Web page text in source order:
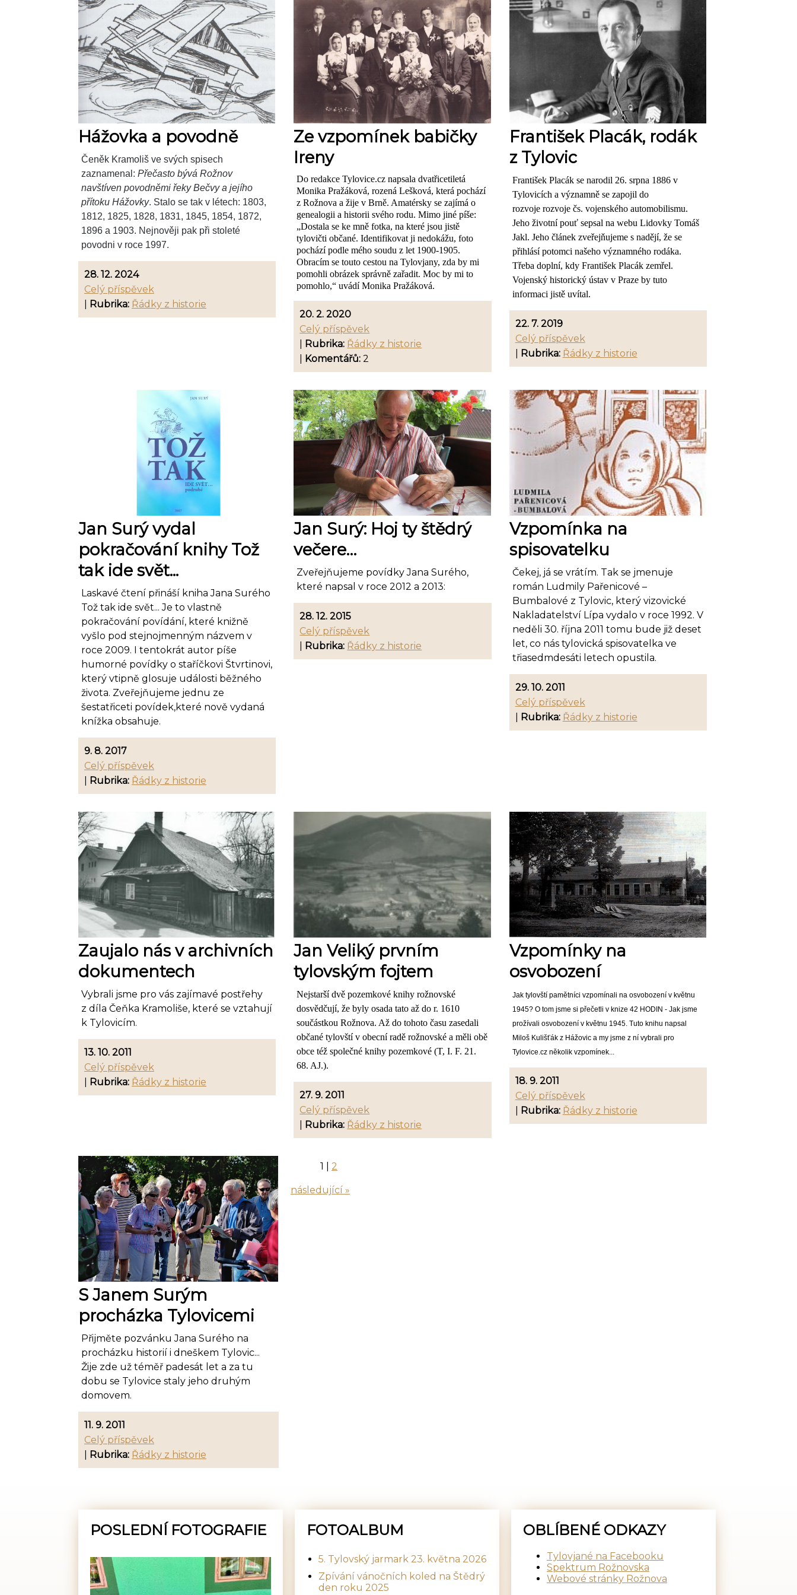
Hážovka a povodně
Čeněk Kramoliš ve svých spisech
zaznamenal: Přečasto bývá Rožnov
navštíven povodněmi řeky Bečvy a jejího
přítoku Hážovky. Stalo se tak v létech: 1803,
1812, 1825, 1828, 1831, 1845, 1854, 1872,
1896 a 1903. Nejnověji pak při stoleté
povodni v roce 1997.
28. 12. 2024
Celý příspěvek
Rubrika: Řádky z historie
Ze vzpomínek babičky
Ireny
Do redakce Tylovice.cz napsala dvatřicetiletá
Monika Pražáková, rozená Lešková, která pochází
z Rožnova a žije v Brně. Amatérsky se zajímá o
genealogii a historii svého rodu. Mimo jiné píše:
„Dostala se ke mně fotka, na které jsou jistě
tylovičti občané. Identifikovat ji nedokážu, foto
pochází podle mého soudu z let 1900-1905.
Obracím se touto cestou na Tylovjany, zda by mi
pomohli obrázek správně zařadit. Moc by mi to
pomohlo,“ uvádí Monika Pražáková.
20. 2. 2020
Celý příspěvek
Rubrika: Řádky z historie
Komentářů: 2
František Placák, rodák
z Tylovic
František Placák se narodil 26. srpna 1886 v
Tylovicích a významně se zapojil do
rozvoje rozvoje čs. vojenského automobilismu.
Jeho životní pouť sepsal na webu Lidovky Tomáš
Jakl. Jeho článek zveřejňujeme s nadějí, že se
přihlásí potomci našeho významného rodáka.
Třeba doplní, kdy František Placák zemřel.
Vojenský historický ústav v Praze by tuto
informaci jistě uvítal.
22. 7. 2019
Celý příspěvek
Rubrika: Řádky z historie
Jan Surý vydal
pokračování knihy Tož
tak ide svět...
Laskavé čtení přináší kniha Jana Surého
Tož tak ide svět... Je to vlastně
pokračování povídání, které knižně
vyšlo pod stejnojmenným názvem v
roce 2009. I tentokrát autor píše
humorné povídky o staříčkovi Štvrtinovi,
který vtipně glosuje události běžného
života. Zveřejňujeme jednu ze
šestatřiceti povídek,které nově vydaná
knížka obsahuje.
9. 8. 2017
Celý příspěvek
Rubrika: Řádky z historie
Jan Surý: Hoj ty štědrý
večere…
Zveřejňujeme povídky Jana Surého,
které napsal v roce 2012 a 2013:
28. 12. 2015
Celý příspěvek
Rubrika: Řádky z historie
Vzpomínka na
spisovatelku
Čekej, já se vrátím. Tak se jmenuje
román Ludmily Pařenicové –
Bumbalové z Tylovic, který vizovické
Nakladatelství Lípa vydalo v roce 1992. V
neděli 30. října 2011 tomu bude již deset
let, co nás tylovická spisovatelka ve
třiasedmdesáti letech opustila.
29. 10. 2011
Celý příspěvek
Rubrika: Řádky z historie
Zaujalo nás v archivních
dokumentech
Vybrali jsme pro vás zajímavé postřehy
z díla Čeňka Kramoliše, které se vztahují
k Tylovicím.
13. 10. 2011
Celý příspěvek
Rubrika: Řádky z historie
Jan Veliký prvním
tylovským fojtem
Nejstarší dvě pozemkové knihy rožnovské
dosvědčují, že byly osada tato až do r. 1610
součástkou Rožnova. Až do tohoto času zasedali
občané tylovští v obecní radě rožnovské a měli obě
obce též společné knihy pozemkové (T, I. F. 21.
68. AJ.).
27. 9. 2011
Celý příspěvek
Rubrika: Řádky z historie
Vzpomínky na
osvobození
Jak tylovští pamětníci vzpomínali na osvobození v květnu
1945? O tom jsme si přečetli v knize 42 HODIN - Jak jsme
prožívali osvobození v květnu 1945. Tuto knihu napsal
Miloš Kulišťák z Hážovic a my jsme z ní vybrali pro
Tylovice.cz několik vzpomínek...
18. 9. 2011
Celý příspěvek
Rubrika: Řádky z historie
S Janem Surým
procházka Tylovicemi
Přijměte pozvánku Jana Surého na
procházku historií i dneškem Tylovic...
Žije zde už téměř padesát let a za tu
dobu se Tylovice staly jeho druhým
domovem.
11. 9. 2011
Celý příspěvek
Rubrika: Řádky z historie
1 2
následující »
POSLEDNÍ FOTOGRAFIE FOTOALBUM
5. Tylovský jarmark 23. května 2026
Zpívání vánočních koled na Štědrý
den roku 2025
OBLÍBENÉ ODKAZY
Tylovjané na Facebooku
Spektrum Rožnovska
Webové stránky Rožnova